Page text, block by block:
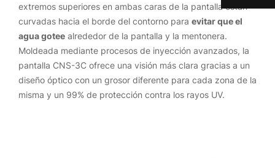
extremos superiores en ambas caras de la pantalla están
curvadas hacia el borde del contorno para evitar que el
agua gotee alrededor de la pantalla y la mentonera.
Moldeada mediante procesos de inyección avanzados, la
pantalla CNS-3C ofrece una visión más clara gracias a un
diseño óptico con un grosor diferente para cada zona de la
misma y un 99% de protección contra los rayos UV.